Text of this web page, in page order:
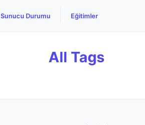
Sunucu Durumu Eğitimler
All Tags